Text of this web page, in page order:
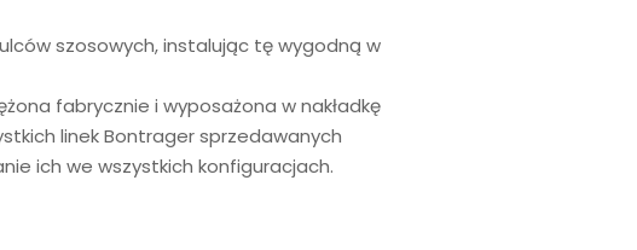
szosowych, instalując tę wygodną w
fabrycznie i wyposażona w nakładkę
linek Bontrager sprzedawanych
ich we wszystkich konfiguracjach.